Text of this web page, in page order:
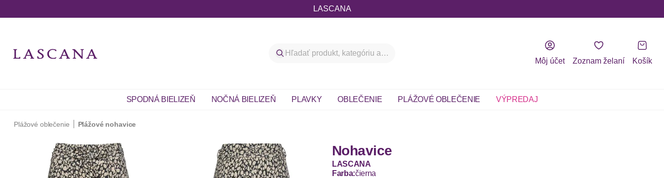
LASCANA
Môj účet Zoznam želaní Košík
SPODNÁ BIELIZEŇ NOČNÁ BIELIZEŇ PLAVKY OBLEČENIE PLÁŽOVÉ OBLEČENIE VÝPREDAJ
Plážové oblečenie Plážové nohavice
Nohavice
LASCANA
Farba:čierna